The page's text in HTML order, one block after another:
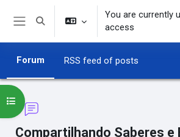
Skip to main content
Toggle search input
You are currently
access
Forum RSS feed of posts
Compartilhando Saberes e
Open course index